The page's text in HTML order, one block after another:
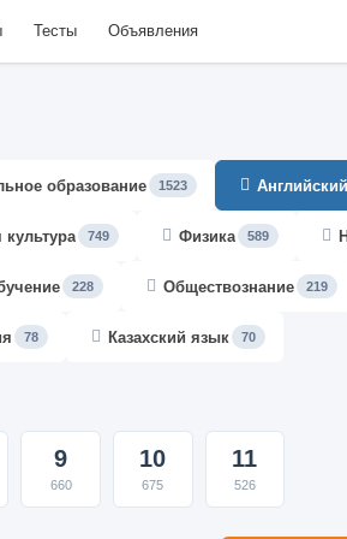
Тесты Объявления
образование 1523
749 Физика 589
228 Обществознание 219
78 Казахский язык 70
9
660
10
675
11
526